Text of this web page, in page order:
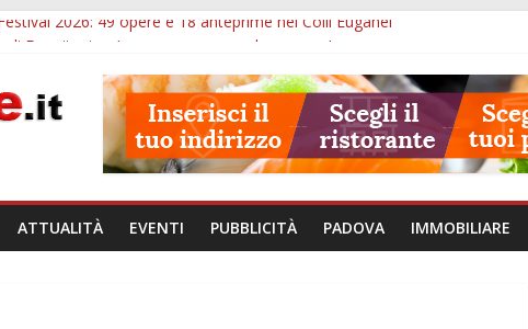
2026: 49 opere e 18 anteprime nei Colli Euganei
alle ore 21: lavoratore morto, credito sul gasolio e IA nei Comuni
visite ed escursioni fino a settembre
di Padova: 5 funzionari, domande entro il 7 agosto
ATTUALITÀ EVENTI PUBBLICITÀ PADOVA IMMOBILIARE